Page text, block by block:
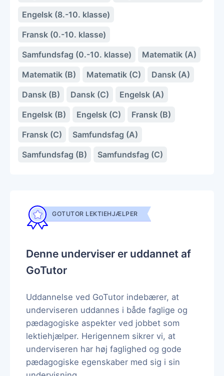
Engelsk (8.-10. klasse)
Fransk (0.-10. klasse)
Samfundsfag (0.-10. klasse)
Matematik (A)
Matematik (B)
Matematik (C)
Dansk (A)
Dansk (B)
Dansk (C)
Engelsk (A)
Engelsk (B)
Engelsk (C)
Fransk (B)
Fransk (C)
Samfundsfag (A)
Samfundsfag (B)
Samfundsfag (C)
GOTUTOR LEKTIEHJÆLPER
Denne underviser er uddannet af
GoTutor
Uddannelse ved GoTutor indebærer, at
underviseren uddannes i både faglige og
pædagogiske aspekter ved jobbet som
lektiehjælper. Herigennem sikrer vi, at
underviseren har høj faglighed og gode
pædagogiske egenskaber med sig i sin